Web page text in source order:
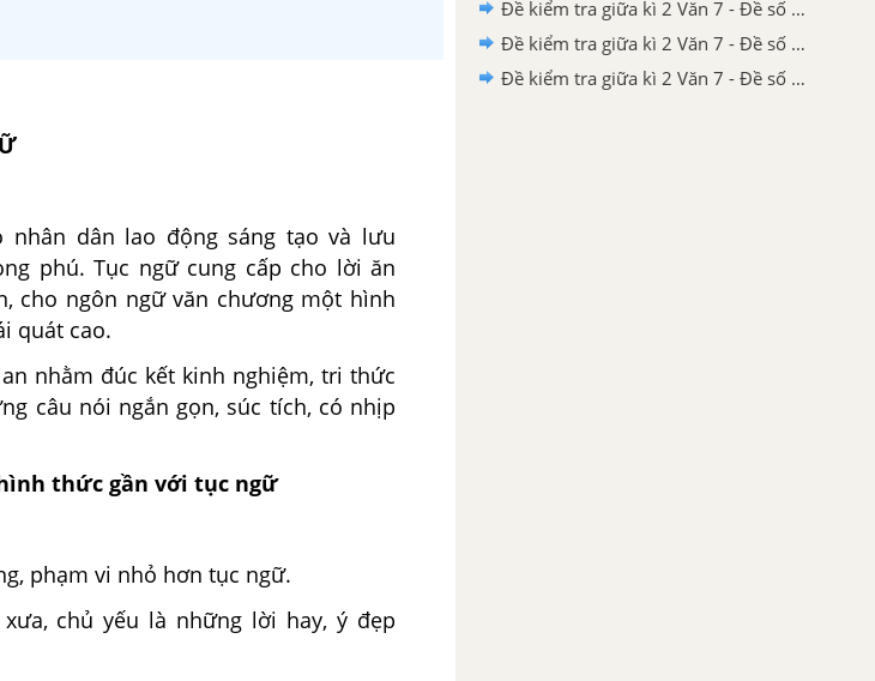
dân lao động sáng tạo và lưu
phú. Tục ngữ cung cấp cho lời ăn
cho ngôn ngữ văn chương một hình
quát cao.
nhằm đúc kết kinh nghiệm, tri thức
câu nói ngắn gọn, súc tích, có nhịp
thức gần với tục ngữ
phạm vi nhỏ hơn tục ngữ.
chủ yếu là những lời hay, ý đẹp
Đề kiểm tra giữa kì 2 Văn 7 - Đề số 3 có lời giải chi tiết
Đề kiểm tra giữa kì 2 Văn 7 - Đề số 2 có lời giải chi tiết
Đề kiểm tra giữa kì 2 Văn 7 - Đề số 1 có lời giải chi tiết